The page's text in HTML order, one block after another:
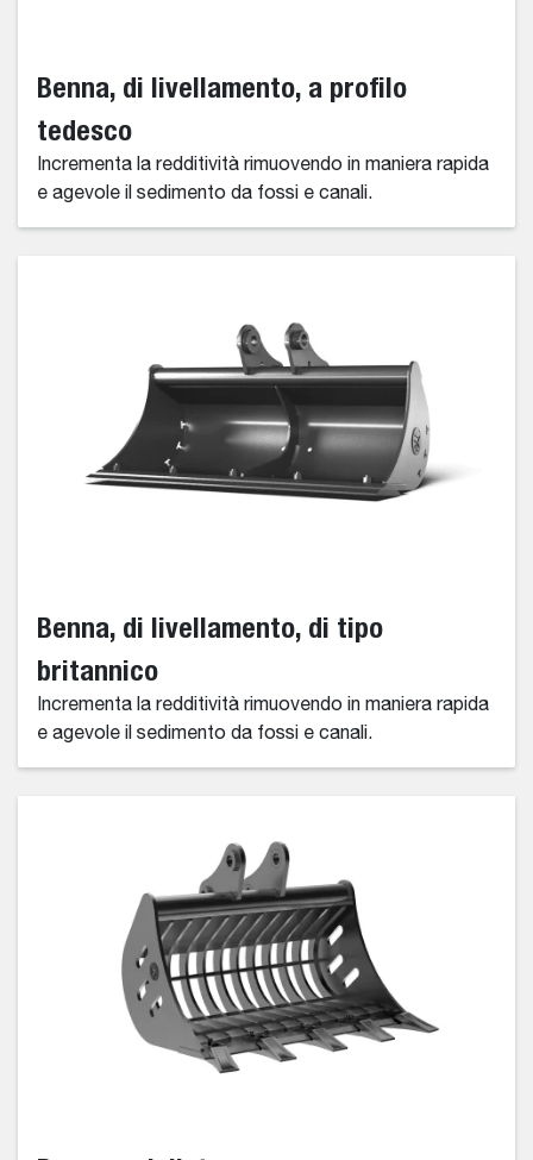
Benna, di livellamento, a profilo
tedesco
Incrementa la redditività rimuovendo in maniera rapida
e agevole il sedimento da fossi e canali.
Benna, di livellamento, di tipo
britannico
Incrementa la redditività rimuovendo in maniera rapida
e agevole il sedimento da fossi e canali.